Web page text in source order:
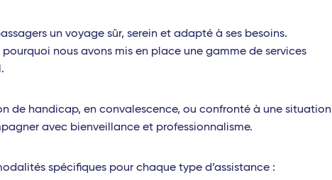
un voyage sûr, serein et adapté à ses besoins.
nous avons mis en place une gamme de services
de handicap, en convalescence, ou confronté à une situation
avec bienveillance et professionnalisme.
spécifiques pour chaque type d’assistance :